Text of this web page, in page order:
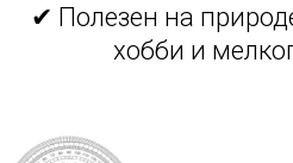
✔ Полезен на
хобби и